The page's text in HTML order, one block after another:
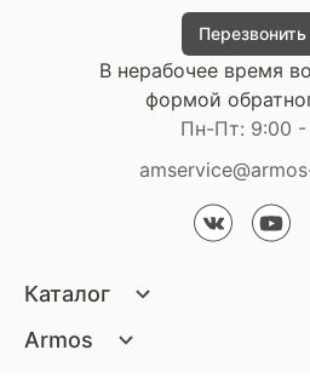
Каталог
Кровати
Armos
В нерабочее время
формой
Пн-Пт: 9:00 -